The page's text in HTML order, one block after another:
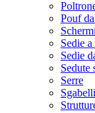
Pouf
Sedie
Sedie
Sedute
Serre